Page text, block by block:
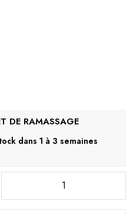
dans 1 à 3 semaines